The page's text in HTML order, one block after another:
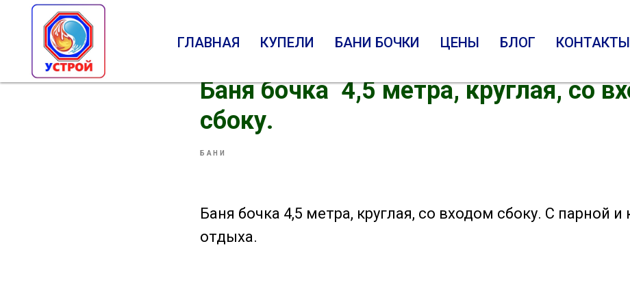
ГЛАВНАЯ КУПЕЛИ БАНИ БОЧКИ ЦЕНЫ БЛОГ КОНТАКТЫ
Баня бочка 4,5 метра, круглая, со
сбоку.
БАНИ
Баня бочка 4,5 метра, круглая, со входом сбоку. С парной
отдыха.